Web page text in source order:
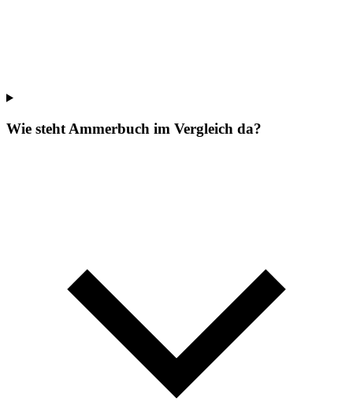
Wie steht Ammerbuch im Vergleich da?